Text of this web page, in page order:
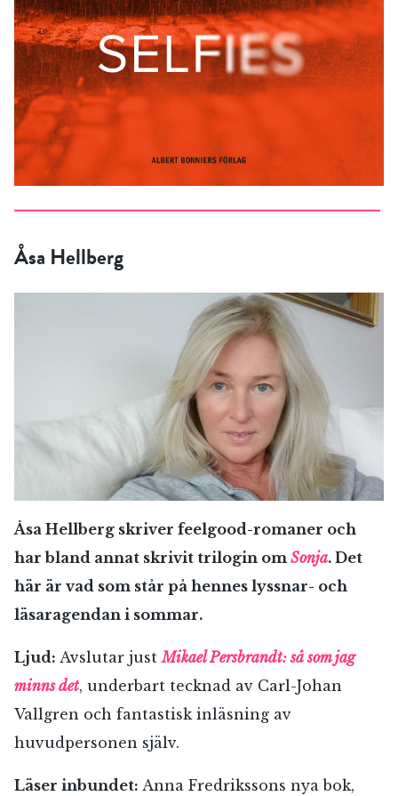
Åsa Hellberg
Åsa Hellberg skriver feelgood-romaner och
har bland annat skrivit trilogin om Sonja. Det
här är vad som står på hennes lyssnar- och
läsaragendan i sommar.
Ljud: Avslutar justMikael Persbrandt: så som jag
minns det, underbart tecknad av Carl-Johan
Vallgren och fantastisk inläsning av
huvudpersonen själv.
Läser inbundet: Anna Fredrikssons nya bok,